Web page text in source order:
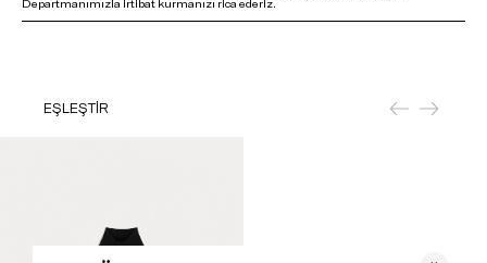
Departmanımızla irtibat kurmanızı rica ederiz.
EŞLEŞTİR